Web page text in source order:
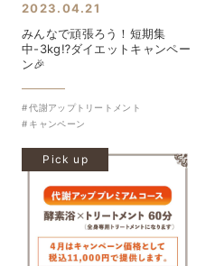
2023.04.21
みんなで頑張ろう！短期集
中-3kg⁉️ダイエットキャンペー
ン🎉
代謝アップトリートメント
キャンペーン
Pick up